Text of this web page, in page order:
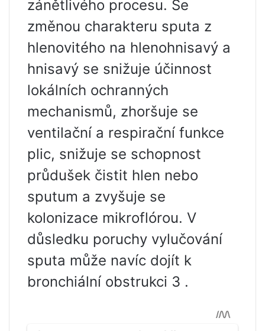
zánětlivého procesu. Se
změnou charakteru sputa z
hlenovitého na hlenohnisavý a
hnisavý se snižuje účinnost
lokálních ochranných
mechanismů, zhoršuje se
ventilační a respirační funkce
plic, snižuje se schopnost
průdušek čistit hlen nebo
sputum a zvyšuje se
kolonizace mikroflórou. V
důsledku poruchy vylučování
sputa může navíc dojít k
bronchiální obstrukci 3 .